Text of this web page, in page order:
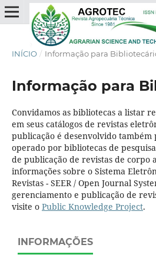
INÍCIO / Informação para
Informação para
Convidamos as bibliotecas a listar
em seus catálogos de revistas
publicação é desenvolvido também
operado por bibliotecas de
de publicação de revistas de corpo
informações sobre o Sistema
Revistas - SEER / Open Journal
gerenciamento e publicação de
visite o Public Knowledge Project.
INFORMAÇÕES